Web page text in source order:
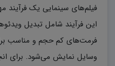
فیلم‌های سینمایی یک فرآیند
این فرآیند شامل تبدیل
فرمت‌های کم حجم و مناسب
وسایل نمایش می‌شود. برای